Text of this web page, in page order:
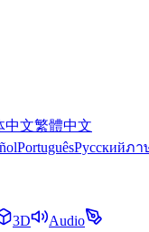
中文繁體中文
PortuguêsРусскийภา
3D
Audio